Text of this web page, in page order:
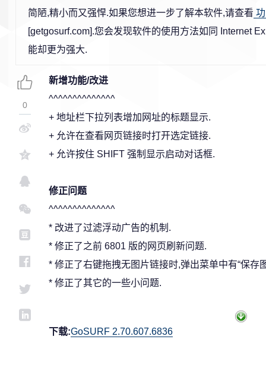
简陋,精小而又强悍.如果您想进一步了解本软件,请查看
[getgosurf.com].您会发现软件的使用方法如同 Internet
能却更为强大.
新增功能/改进
^^^^^^^^^^^^^^
+ 地址栏下拉列表增加网址的标题显示.
+ 允许在查看网页链接时打开选定链接.
+ 允许按住 SHIFT 强制显示启动对话框.
修正问题
^^^^^^^^^^^^^^
* 改进了过滤浮动广告的机制.
* 修正了之前 6801 版的网页刷新问题.
* 修正了右键拖拽无图片链接时,弹出菜单中有“保存
* 修正了其它的一些小问题.
下载:GoSURF 2.70.607.6836
0